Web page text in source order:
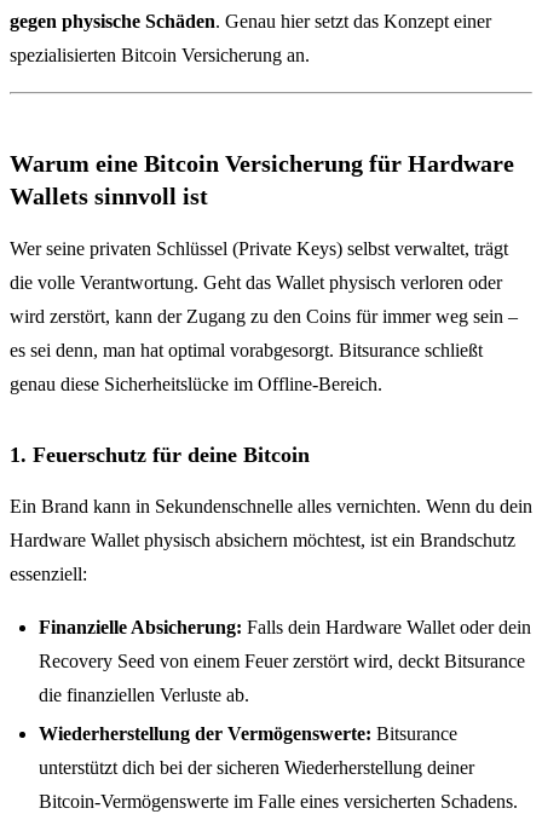
gegen physische Schäden. Genau hier setzt das Konzept einer
spezialisierten Bitcoin Versicherung an.
Warum eine Bitcoin Versicherung für Hardware
Wallets sinnvoll ist
Wer seine privaten Schlüssel (Private Keys) selbst verwaltet, trägt
die volle Verantwortung. Geht das Wallet physisch verloren oder
wird zerstört, kann der Zugang zu den Coins für immer weg sein –
es sei denn, man hat optimal vorabgesorgt. Bitsurance schließt
genau diese Sicherheitslücke im Offline-Bereich.
1. Feuerschutz für deine Bitcoin
Ein Brand kann in Sekundenschnelle alles vernichten. Wenn du dein
Hardware Wallet physisch absichern möchtest, ist ein Brandschutz
essenziell:
Finanzielle Absicherung: Falls dein Hardware Wallet oder dein
Recovery Seed von einem Feuer zerstört wird, deckt Bitsurance
die finanziellen Verluste ab.
Wiederherstellung der Vermögenswerte: Bitsurance
unterstützt dich bei der sicheren Wiederherstellung deiner
Bitcoin-Vermögenswerte im Falle eines versicherten Schadens.